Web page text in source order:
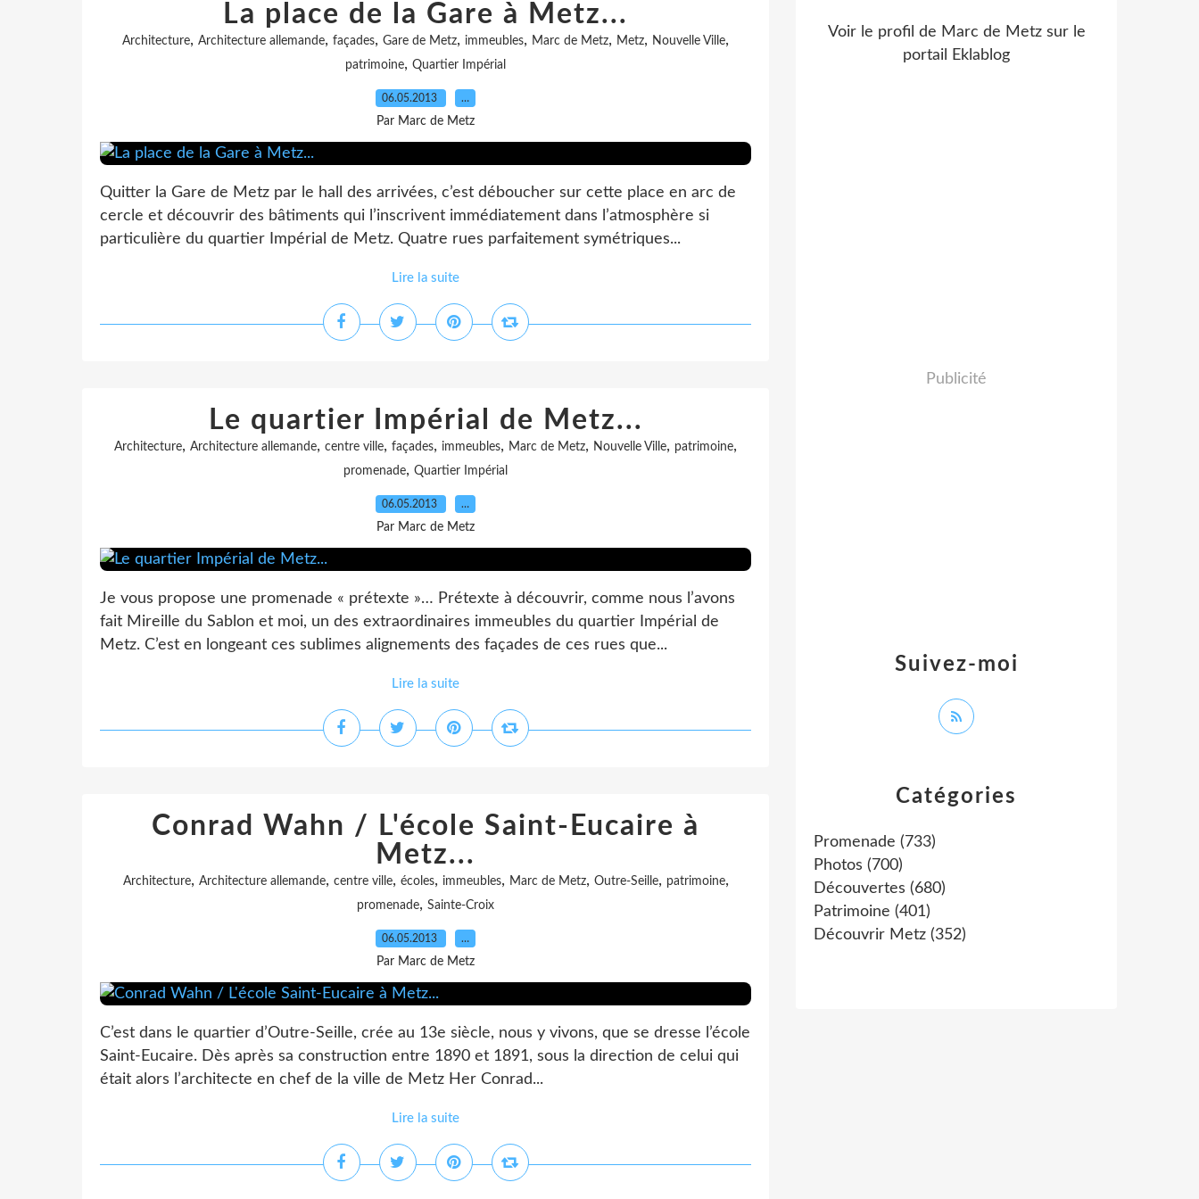
La place de la Gare à Metz...
Architecture, Architecture allemande, façades, Gare de Metz, immeubles, Marc de Metz, Metz, Nouvelle Ville,
patrimoine, Quartier Impérial
06.05.2013 …
Par Marc de Metz
Quitter la Gare de Metz par le hall des arrivées, c’est déboucher sur cette place en arc de
cercle et découvrir des bâtiments qui l’inscrivent immédiatement dans l’atmosphère si
particulière du quartier Impérial de Metz. Quatre rues parfaitement symétriques...
Lire la suite
Le quartier Impérial de Metz...
Architecture, Architecture allemande, centre ville, façades, immeubles, Marc de Metz, Nouvelle Ville, patrimoine,
promenade, Quartier Impérial
06.05.2013 …
Par Marc de Metz
Je vous propose une promenade « prétexte »… Prétexte à découvrir, comme nous l’avons
fait Mireille du Sablon et moi, un des extraordinaires immeubles du quartier Impérial de
Metz. C’est en longeant ces sublimes alignements des façades de ces rues que...
Lire la suite
Conrad Wahn / L'école Saint-Eucaire à
Metz...
Architecture, Architecture allemande, centre ville, écoles, immeubles, Marc de Metz, Outre-Seille, patrimoine,
promenade, Sainte-Croix
06.05.2013 …
Par Marc de Metz
C’est dans le quartier d’Outre-Seille, crée au 13e siècle, nous y vivons, que se dresse l’école
Saint-Eucaire. Dès après sa construction entre 1890 et 1891, sous la direction de celui qui
était alors l’architecte en chef de la ville de Metz Her Conrad...
Lire la suite
Catégories
Promenade (733)
Photos (700)
Découvertes (680)
Patrimoine (401)
Découvrir Metz (352)
Suivez-moi
Voir le profil de Marc de Metzsur le
portail Eklablog
Publicité